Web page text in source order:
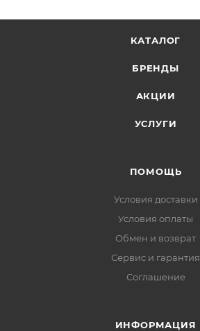
КАТАЛОГ
БРЕНДЫ
АКЦИИ
УСЛУГИ
ПОМОЩЬ
Условия доставки
Условия оплаты
Обмен и возврат
Сервис и гарантия
Соглашение
ИНФОРМАЦИЯ